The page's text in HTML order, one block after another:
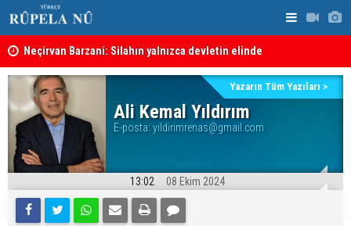
Neçirvan Barzani: Silahın yalnızca devletin elinde
toplanması kararı uygulanmalı
Kürdistan Hükümeti'nden Kor Mor gazı tepkisi
Ali Kemal Yıldırım
E-posta: yildirimrenas@gmail.com
Yazarın Tüm Yazıları >
13:02 08 Ekim 2024